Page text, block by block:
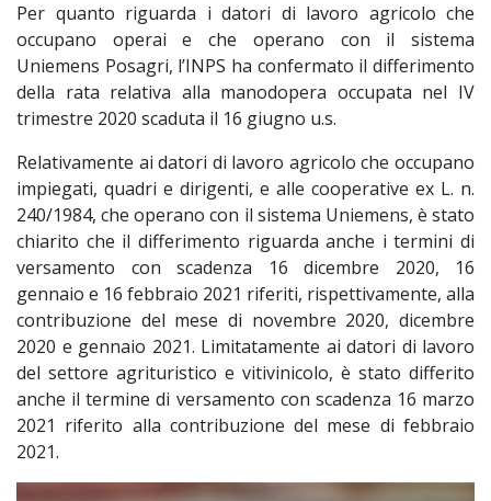
Per quanto riguarda i datori di lavoro agricolo che
occupano operai e che operano con il sistema
Uniemens Posagri, l’INPS ha confermato il differimento
della rata relativa alla manodopera occupata nel IV
trimestre 2020 scaduta il 16 giugno u.s.
Relativamente ai datori di lavoro agricolo che occupano
impiegati, quadri e dirigenti, e alle cooperative ex L. n.
240/1984, che operano con il sistema Uniemens, è stato
chiarito che il differimento riguarda anche i termini di
versamento con scadenza 16 dicembre 2020, 16
gennaio e 16 febbraio 2021 riferiti, rispettivamente, alla
contribuzione del mese di novembre 2020, dicembre
2020 e gennaio 2021. Limitatamente ai datori di lavoro
del settore agrituristico e vitivinicolo, è stato differito
anche il termine di versamento con scadenza 16 marzo
2021 riferito alla contribuzione del mese di febbraio
2021.